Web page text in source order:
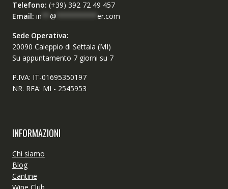
Telefono: (+39) 392 72 49 457
Email: in @
er.com
Sede Operativa:
20090 Caleppio di Settala (MI)
Su appuntamento 7 giorni su 7
P.IVA: IT-01695350197
NR. REA: MI - 2545953
INFORMAZIONI
Chi siamo
Blog
Cantine